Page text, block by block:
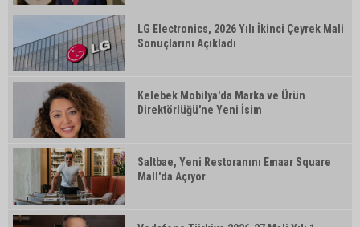
LG Electronics, 2026 Yılı İkinci Çeyrek Mali
Sonuçlarını Açıkladı
Kelebek Mobilya'da Marka ve Ürün
Direktörlüğü'ne Yeni İsim
Saltbae, Yeni Restoranını Emaar Square
Mall'da Açıyor